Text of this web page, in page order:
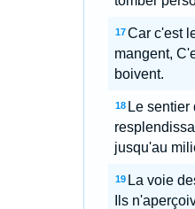
17 Car c'est
mangent,
boivent.
18 Le
jusqu'au
19 La voie
Ils